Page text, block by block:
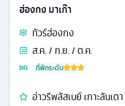
ฮ่องกง มาเก๊า
ทัวร์ฮ่องกง
ส.ค. / ก.ย. / ต.ค.
ที่พักระดับ